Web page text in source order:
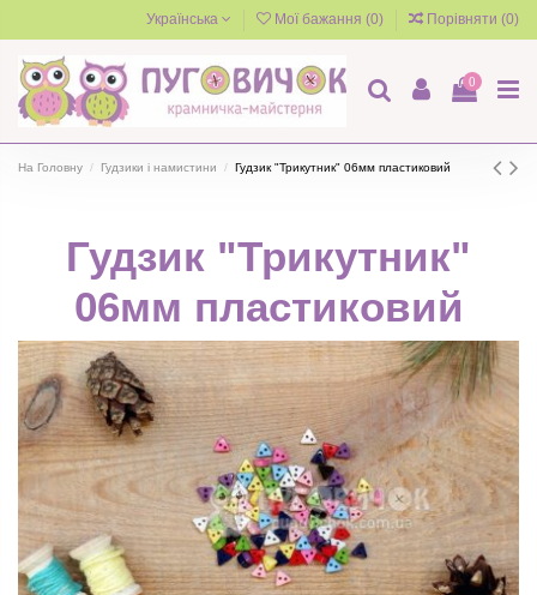
Українська Мої бажання (0) Порівняти (0)
0
На Головну Гудзики і намистини Гудзик "Трикутник" 06мм пластиковий
Гудзик "Трикутник"
06мм пластиковий